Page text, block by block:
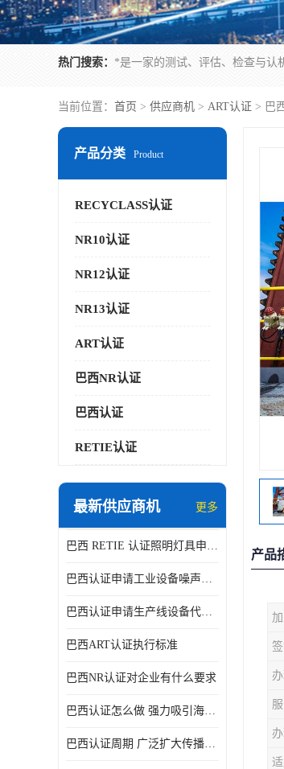
热门搜索：
当前位置： 首页 > 供应商机 > ART认证 > 巴
产品分类 Product
RECYCLASS认证
NR10认证
NR12认证
NR13认证
ART认证
巴西NR认证
巴西认证
RETIE认证
最新供应商机 更多
巴西 RETIE 认证照明灯具申请 RETIE 认证
巴西认证申请工业设备噪声控制认证规范
巴西认证申请生产线设备代理机构选择
巴西ART认证执行标准
巴西NR认证对企业有什么要求
巴西认证怎么做 强力吸引海外投资
巴西认证周期 广泛扩大传播范围
产品